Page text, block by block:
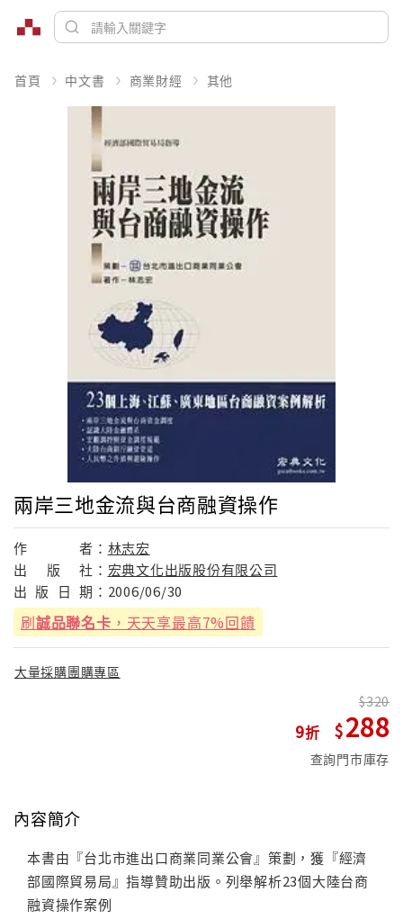
首頁 中文書 商業財經 其他
兩岸三地金流與台商融資操作
作 者： 林志宏
出
版 社： 宏典文化出版股份有限公司
出 版 日 期： 2006/06/30
刷誠品聯名卡 ，天天享最高7%回饋
大量採購團購專區
9
320
288
查詢門市庫存
內容簡介
本書由『台北市進出口商業同業公會』策劃，獲『經濟
部國際貿易局』指導贊助出版。列舉解析23個大陸台商
融資操作案例